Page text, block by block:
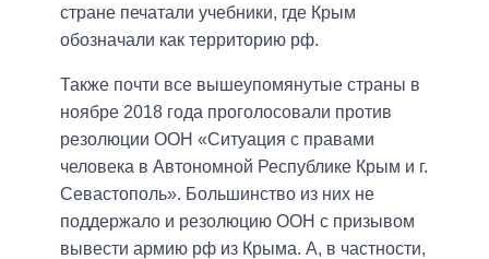
стране печатали учебники, где Крым
обозначали как территорию рф.
Также почти все вышеупомянутые страны в
ноябре 2018 года проголосовали против
резолюции ООН «Ситуация с правами
человека в Автономной Республике Крым и г.
Севастополь». Большинство из них не
поддержало и резолюцию ООН с призывом
вывести армию рф из Крыма. А, в частности,